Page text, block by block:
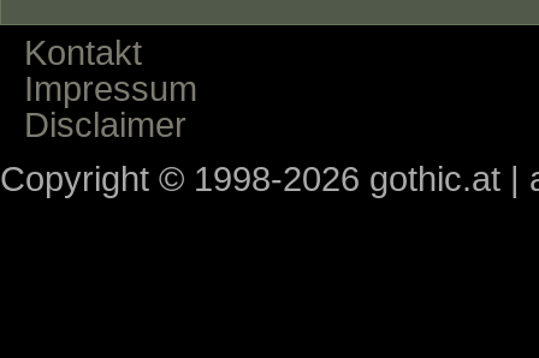
Kontakt
Impressum
Disclaimer
Copyright © 1998-2026 gothic.at |